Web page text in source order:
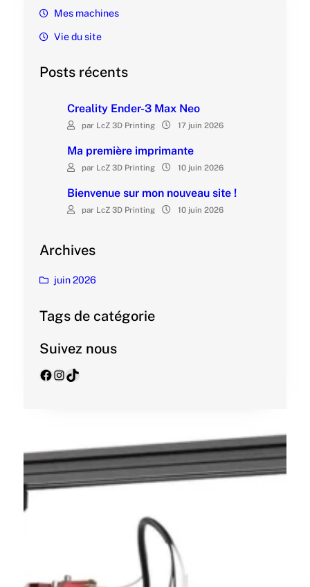
Mes machines
Vie du site
Posts récents
Creality Ender-3 Max Neo
par LcZ 3D Printing 17 juin 2026
Ma première imprimante
par LcZ 3D Printing 10 juin 2026
Bienvenue sur mon nouveau site !
par LcZ 3D Printing 10 juin 2026
Archives
juin 2026
Tags de catégorie
Suivez nous
Facebook Instagram TikTok